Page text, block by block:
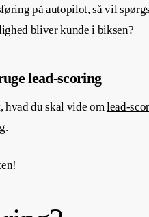
på autopilot, så vil
bliver kunde i biksen?
lead-scoring
du skal vide om lead-